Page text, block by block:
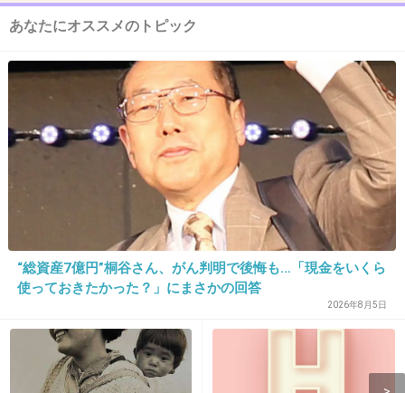
そういう時代背景だしねぇ、、、
2013/08/14(水) 16:19:12
そういう時代のそういう出来事。
「作品」に文句をつけてリアリティをそこなう
ようなことはするな
規制とかは必要なことだけしろ。
自分が気に入らないからってくだらないことは
するな
あなたにオススメのトピック
“総資産7億円”桐谷さん、がん判明で後悔も…「現金をいくら
使っておきたかった？」にまさかの回答
2026年8月5日